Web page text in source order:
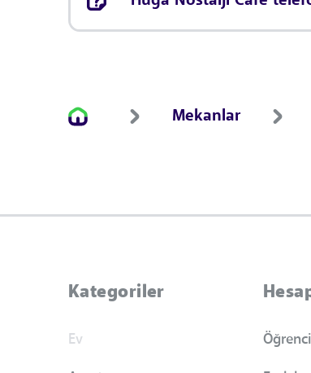
Mekanlar
Kategoriler
Ev Öğrenci